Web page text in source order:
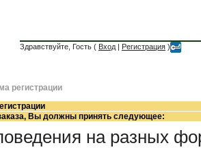
Здравствуйте, Гость ( Вход | Регистрация )
регистрации
Вы должны принять следующее:
на разных